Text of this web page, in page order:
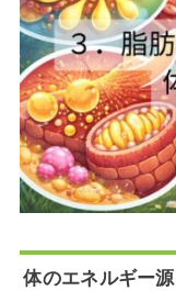
体のエネルギー